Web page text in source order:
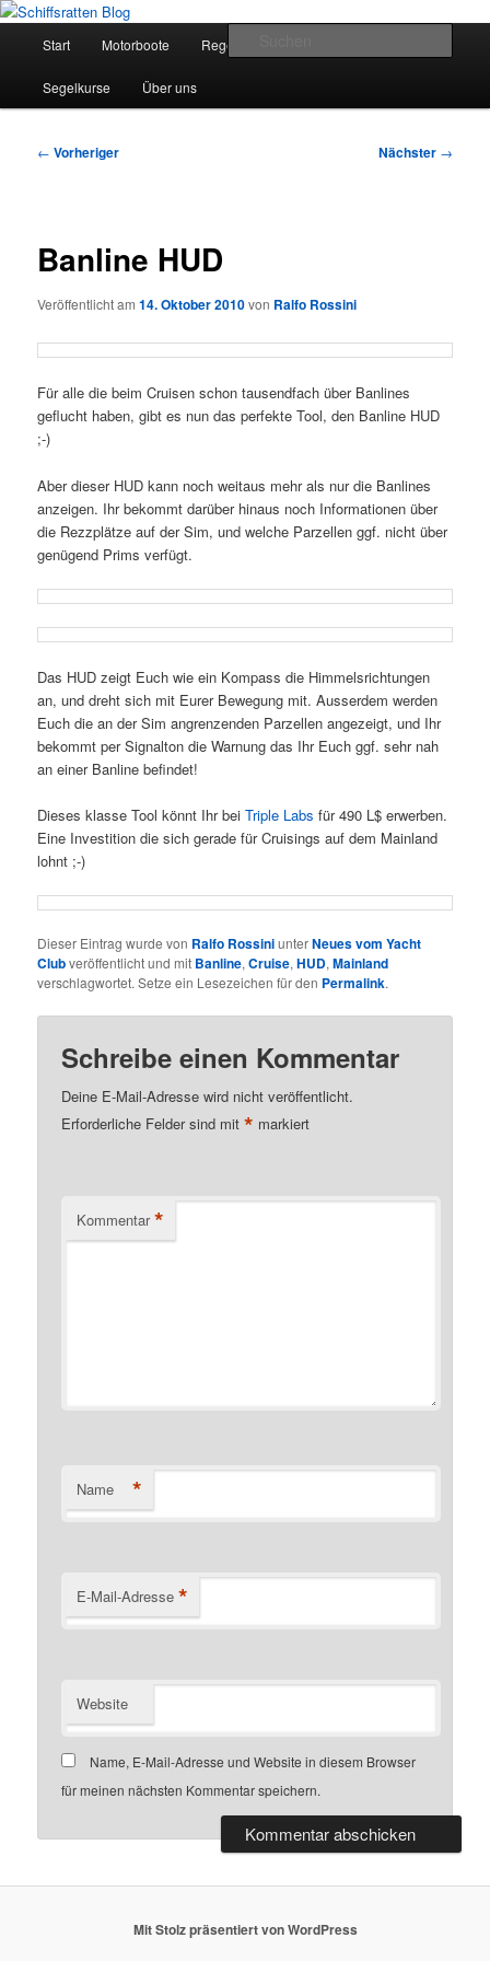
Zum
springenSchiffsratten Blog
Segelsport in Second Life
Start Motorboote Regelkunde
Segelkurse Über uns
Beitragsnavigation
← Vorheriger Nächster →
Banline HUD
Veröffentlicht am14. Oktober 2010von Ralfo Rossini
Für alle die beim Cruisen schon tausendfach über Banlines
geflucht haben, gibt es nun das perfekte Tool, den Banline HUD
;-)
Aber dieser HUD kann noch weitaus mehr als nur die Banlines
anzeigen. Ihr bekommt darüber hinaus noch Informationen über
die Rezzplätze auf der Sim, und welche Parzellen ggf. nicht über
genügend Prims verfügt.
Das HUD zeigt Euch wie ein Kompass die Himmelsrichtungen
an, und dreht sich mit Eurer Bewegung mit. Ausserdem werden
Euch die an der Sim angrenzenden Parzellen angezeigt, und Ihr
bekommt per Signalton die Warnung das Ihr Euch ggf. sehr nah
an einer Banline befindet!
Dieses klasse Tool könnt Ihr beiTriple Labs für 490 L$ erwerben.
Eine Investition die sich gerade für Cruisings auf dem Mainland
lohnt ;-)
Dieser Eintrag wurde von Ralfo RossiniunterNeues vom Yacht
Clubveröffentlicht und mit Banline,Cruise,HUD,Mainland
verschlagwortet. Setze ein Lesezeichen für den Permalink.
Schreibe einen Kommentar
Deine E-Mail-Adresse wird nicht veröffentlicht.
Erforderliche Felder sind mit* markiert
Kommentar *
Name *
E-Mail-Adresse *
Website
Name, E-Mail-Adresse und Website in diesem Browser
für meinen nächsten Kommentar speichern.
Mit Stolz präsentiert von WordPress